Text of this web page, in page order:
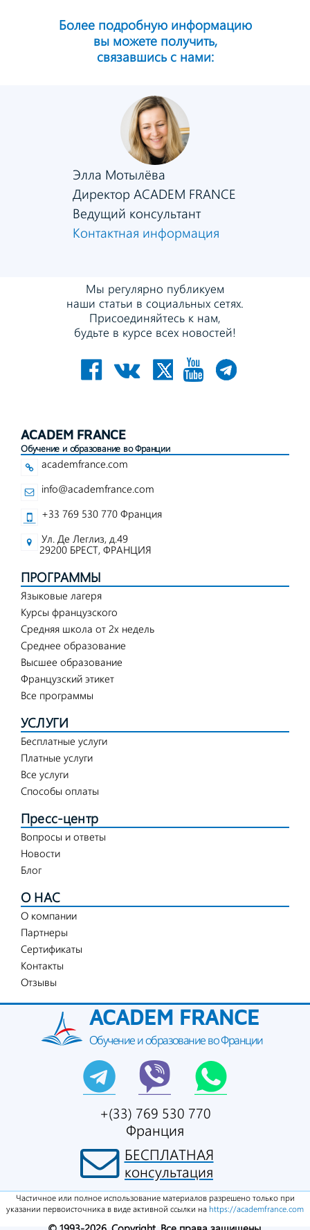
Более подробную информацию
вы можете получить,
связавшись с нами:
Элла Мотылёва
Директор ACADEM FRANCE
Ведущий консультант
Контактная информация
Мы регулярно публикуем
наши статьи в социальных сетях.
Присоединяйтесь к нам,
будьте в курсе всех новостей!
ACADEM FRANCE
Обучение и образование во Франции
academfrance.com
info@academfrance.com
+33 769 530 770 Франция
Ул. Де Леглиз, д.49
29200 БРЕСТ, ФРАНЦИЯ
ПРОГРАММЫ
Языковые лагеря
Курсы французского
Средняя школа от 2х недель
Среднее образование
Высшее образование
Французский этикет
Все программы
УСЛУГИ
Бесплатные услуги
Платные услуги
Все услуги
Способы оплаты
Пресс-центр
Вопросы и ответы
Новости
Блог
О НАС
О компании
Партнеры
Сертификаты
Контакты
Отзывы
ACADEM FRANCE
Обучение и образование во Франции
+(33) 769 530 770
Франция
БЕСПЛАТНАЯ
консультация
Частичное или полное использование материалов разрешено только при
указании первоисточника в виде активной ссылки на https://academfrance.com